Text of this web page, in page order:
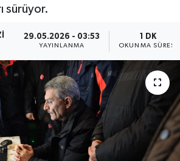
sürüyor.
29.05.2026 - 03:53
YAYINLANMA
1 DK
OKUNMA SÜRESI